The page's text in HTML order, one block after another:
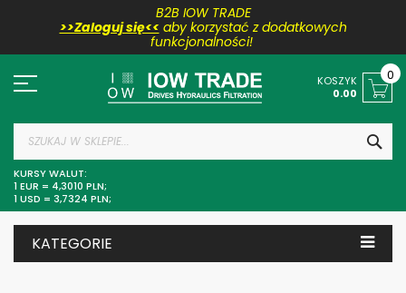
do
treści
B2B IOW TRADE
>>Zaloguj się<< aby korzystać z dodatkowych
funkcjonalności!
KURSY WALUT:
1 EUR = 4,3010 PLN;
1 USD = 3,7324 PLN;
KOSZYK
0.00
0
KATEGORIE